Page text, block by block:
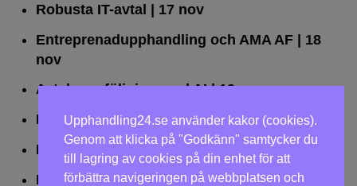
Robusta IT-avtal | 17 nov
Entreprenadupphandling och AMA AF| 18
nov
Avtalsuppföljning med AI| 19 nov
Leda upphandlingar effektivt| 25 nov
Dialogförfaranden | 26 nov
LOU på två dagar| 2-3 dec
Upphandling24.se använder kakor (cookies).
Genom att klicka på "Godkänn" samtycker du
till lagring av cookies på din enhet för att
förbättra navigeringen på webbplatsen och